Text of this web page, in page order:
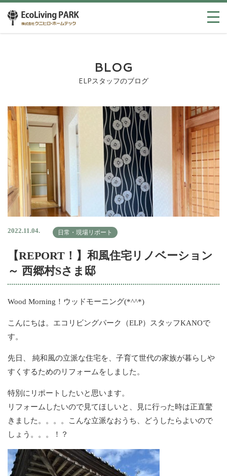
BLOG
ELPスタッフのブログ
2022.11.04. 日常・現場リポート
【REPORT！】和風住宅リノベーション
～ 西郷村Sさま邸
Wood Morning！ウッドモーニング(*^^*)
こんにちは。エコリビングパーク（ELP）スタッフKANOで
す。
先日、 純和風の立派な住宅を、子育て世代の家族が暮らしや
すくするためのリフォームをしました。
特別にリポートしたいと思います。
リフォームしたいので見てほしいと、見に行った時は正直驚
きました。。。。こんな立派なおうち、どうしたらよいので
しょう。。。！？